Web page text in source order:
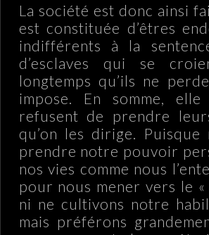
La société est donc ainsi
est constituée d’êtres
indifférents à la
d’esclaves qui se
longtemps qu’ils ne
impose. En somme,
refusent de prendre
qu’on les dirige.
prendre notre pouvoir
nos vies comme nous
pour nous mener vers le
ni ne cultivons notre
mais préférons